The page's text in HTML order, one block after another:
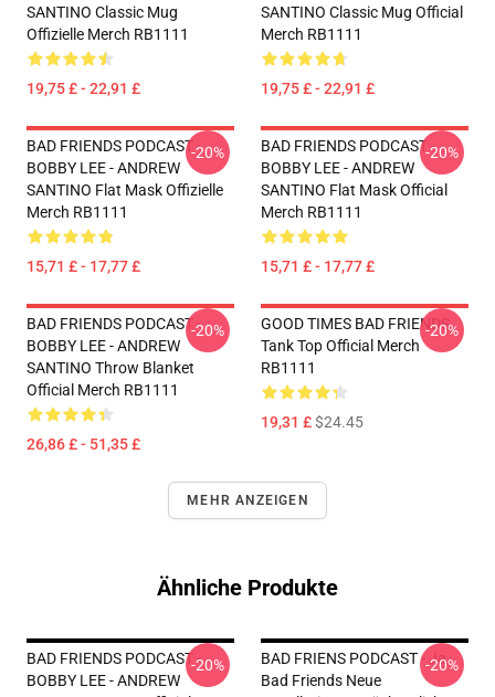
SANTINO Classic Mug
Offizielle Merch RB1111
19,75 £ - 22,91 £
SANTINO Classic Mug Official
Merch RB1111
19,75 £ - 22,91 £
BAD FRIENDS PODCAST -
BOBBY LEE - ANDREW
SANTINO Flat Mask Offizielle
Merch RB1111
15,71 £ - 17,77 £
-20%
BAD FRIENDS PODCAST -
BOBBY LEE - ANDREW
SANTINO Flat Mask Official
Merch RB1111
15,71 £ - 17,77 £
-20%
BAD FRIENDS PODCAST -
BOBBY LEE - ANDREW
SANTINO Throw Blanket
Official Merch RB1111
26,86 £ - 51,35 £
-20%
GOOD TIMES BAD FRIENDS
Tank Top Official Merch
RB1111
19,31 £$24.45
-20%
MEHR ANZEIGEN
Ähnliche Produkte
BAD FRIENDS PODCAST -
BOBBY LEE - ANDREW
-20%
BAD FRIENS PODCAST - Ja.
Bad Friends Neue
-20%